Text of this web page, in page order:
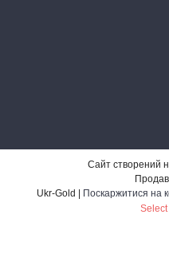
Сайт створений
Поскаржитися на